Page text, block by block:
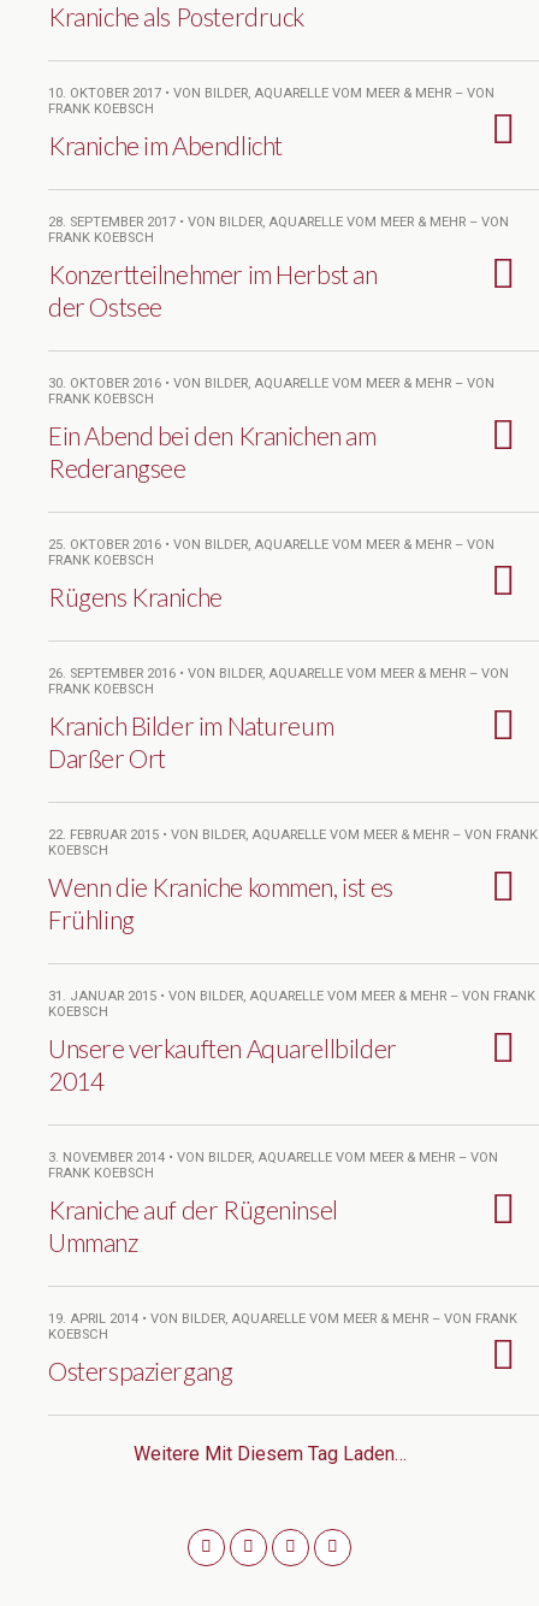
Kraniche als Posterdruck
10. OKTOBER 2017 • VON BILDER, AQUARELLE VOM MEER & MEHR – VON
FRANK KOEBSCH
Kraniche im Abendlicht
28. SEPTEMBER 2017 • VON BILDER, AQUARELLE VOM MEER & MEHR – VON
FRANK KOEBSCH
Konzertteilnehmer im Herbst an
der Ostsee
30. OKTOBER 2016 • VON BILDER, AQUARELLE VOM MEER & MEHR – VON
FRANK KOEBSCH
Ein Abend bei den Kranichen am
Rederangsee
25. OKTOBER 2016 • VON BILDER, AQUARELLE VOM MEER & MEHR – VON
FRANK KOEBSCH
Rügens Kraniche
26. SEPTEMBER 2016 • VON BILDER, AQUARELLE VOM MEER & MEHR – VON
FRANK KOEBSCH
Kranich Bilder im Natureum
Darßer Ort
22. FEBRUAR 2015 • VON BILDER, AQUARELLE VOM MEER & MEHR – VON FRANK
KOEBSCH
Wenn die Kraniche kommen, ist es
Frühling
31. JANUAR 2015 • VON BILDER, AQUARELLE VOM MEER & MEHR – VON FRANK
KOEBSCH
Unsere verkauften Aquarellbilder
2014
3. NOVEMBER 2014 • VON BILDER, AQUARELLE VOM MEER & MEHR – VON
FRANK KOEBSCH
Kraniche auf der Rügeninsel
Ummanz
19. APRIL 2014 • VON BILDER, AQUARELLE VOM MEER & MEHR – VON FRANK
KOEBSCH
Osterspaziergang
Weitere Mit Diesem Tag Laden…